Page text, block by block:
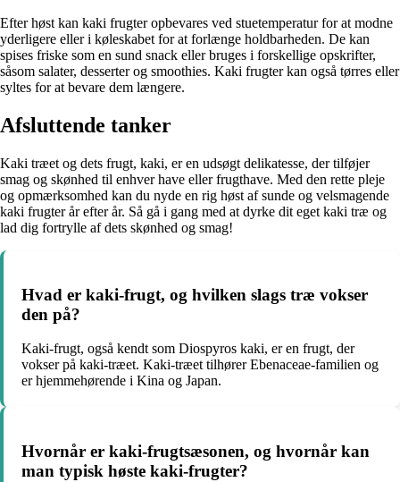
Efter høst kan kaki frugter opbevares ved stuetemperatur for at modne
yderligere eller i køleskabet for at forlænge holdbarheden. De kan
spises friske som en sund snack eller bruges i forskellige opskrifter,
såsom salater, desserter og smoothies. Kaki frugter kan også tørres eller
syltes for at bevare dem længere.
Afsluttende tanker
Kaki træet og dets frugt, kaki, er en udsøgt delikatesse, der tilføjer
smag og skønhed til enhver have eller frugthave. Med den rette pleje
og opmærksomhed kan du nyde en rig høst af sunde og velsmagende
kaki frugter år efter år. Så gå i gang med at dyrke dit eget kaki træ og
lad dig fortrylle af dets skønhed og smag!
Hvad er kaki-frugt, og hvilken slags træ vokser
den på?
Kaki-frugt, også kendt som Diospyros kaki, er en frugt, der
vokser på kaki-træet. Kaki-træet tilhører Ebenaceae-familien og
er hjemmehørende i Kina og Japan.
Hvornår er kaki-frugtsæsonen, og hvornår kan
man typisk høste kaki-frugter?